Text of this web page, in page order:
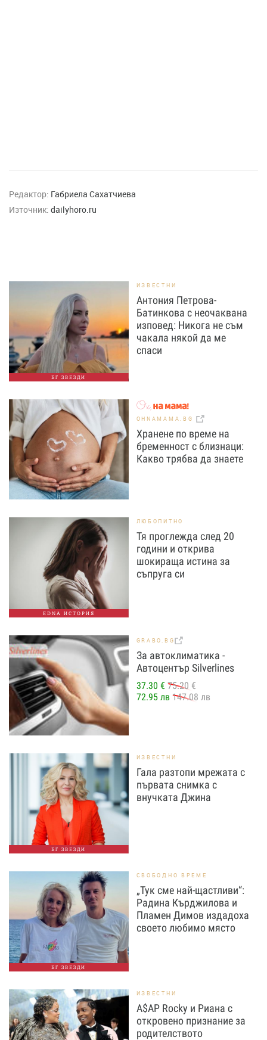
Редактор: Габриела Сахатчиева
Източник: dailyhoro.ru
БГ ЗВЕЗДИ
ИЗВЕСТНИ
Антония Петрова-
Батинкова с неочаквана
изповед: Никога не съм
чакала някой да ме
спаси
OHNAMAMA.BG
Хранене по време на
бременност с близнаци:
Какво трябва да знаете
EDNA ИСТОРИЯ
ЛЮБОПИТНО
Тя проглежда след 20
години и открива
шокираща истина за
съпруга си
GRABO.BG
За автоклиматика -
Автоцентър Silverlines
37.30 € 75.20 €
72.95 лв 147.08 лв
БГ ЗВЕЗДИ
ИЗВЕСТНИ
Гала разтопи мрежата с
първата снимка с
внучката Джина
БГ ЗВЕЗДИ
СВОБОДНО ВРЕМЕ
„Тук сме най-щастливи“:
Радина Кърджилова и
Пламен Димов издадоха
своето любимо място
ИЗВЕСТНИ
A$AP Rocky и Риана с
откровено признание за
родителството